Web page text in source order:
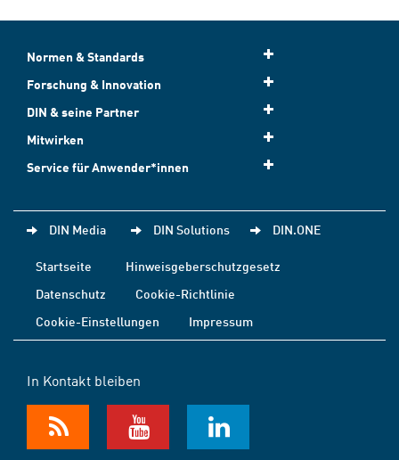
Normen & Standards
Forschung & Innovation
DIN & seine Partner
Mitwirken
Service für Anwender*innen
DIN Media DIN Solutions DIN.ONE
Startseite
Hinweisgeberschutzgesetz
Datenschutz
Cookie-Richtlinie
Cookie-Einstellungen
Impressum
In Kontakt bleiben